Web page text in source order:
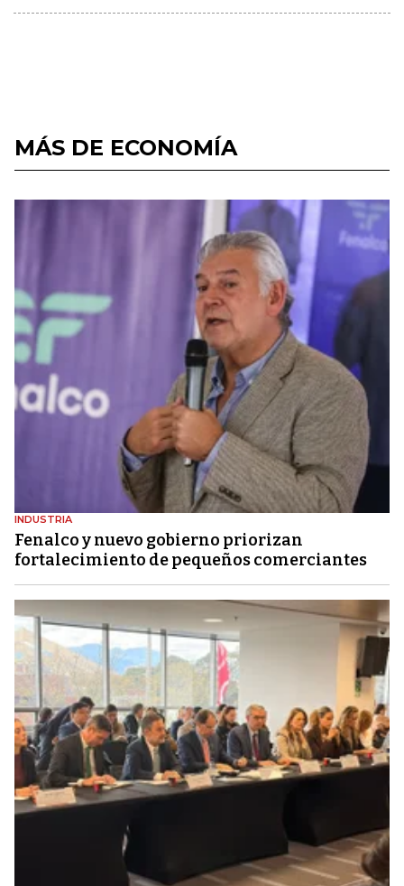
MÁS DE ECONOMÍA
INDUSTRIA
Fenalco y nuevo gobierno priorizan
fortalecimiento de pequeños comerciantes